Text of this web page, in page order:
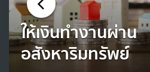
ให้เงินทำงานผ่าน
อสังหาริมทรัพย์